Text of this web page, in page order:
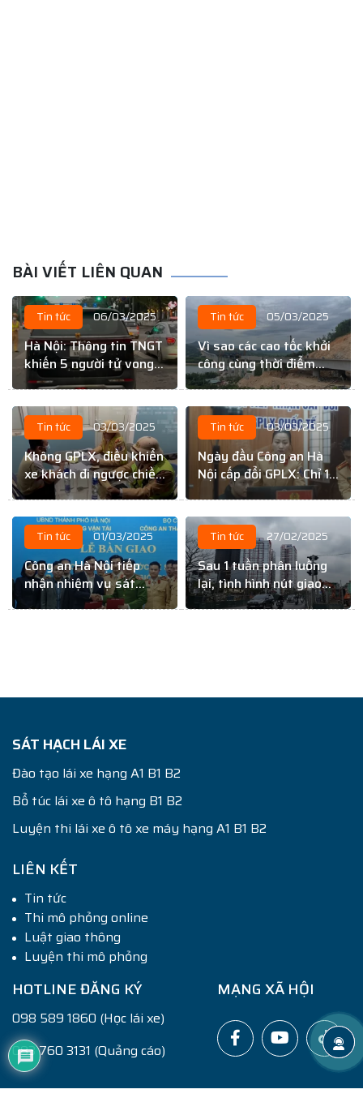
BÀI VIẾT LIÊN QUAN
Tin tức 06/03/2025
Hà Nội: Thông tin TNGT
khiến 5 người tử vong
là sai sự thật
Tin tức 05/03/2025
Vì sao các cao tốc khởi
công cùng thời điểm
nhưng tiến độ lại khác
Tin tức 03/03/2025
Không GPLX, điều khiển
xe khách đi ngược chiều
trên cao tốc Nội Bài –
Tin tức 03/03/2025
Ngày đầu Công an Hà
Nội cấp đổi GPLX: Chỉ 10
– 15 phút
Tin tức 01/03/2025
Công an Hà Nội tiếp
nhận nhiệm vụ sát
hạch GPLX
Tin tức 27/02/2025
Sau 1 tuần phân luồng
lại, tình hình nút giao
Giải Phóng – Kim Đồng
SÁT HẠCH LÁI XE
Đào tạo lái xe hạng A1 B1 B2
Bổ túc lái xe ô tô hạng B1 B2
Luyện thi lái xe ô tô xe máy hạng A1 B1 B2
LIÊN KẾT
Tin tức
Thi mô phỏng online
Luật giao thông
Luyện thi mô phỏng
HOTLINE ĐĂNG KÝ
098 589 1860 (Học lái xe)
083 760 3131 (Quảng cáo)
MẠNG XÃ HỘI